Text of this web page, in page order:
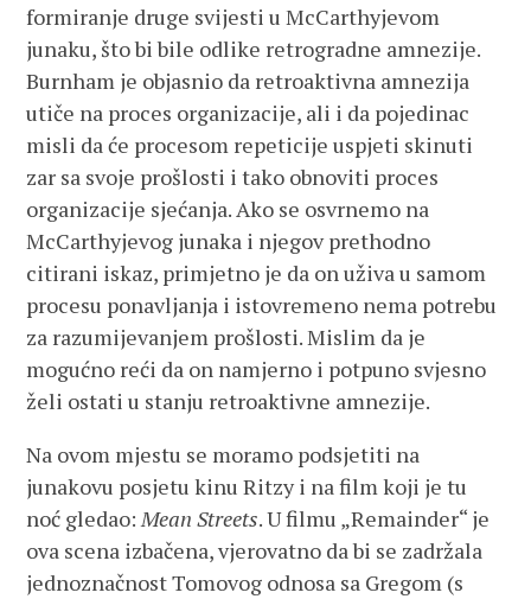
formiranje druge svijesti u McCarthyjevom
junaku, što bi bile odlike retrogradne amnezije.
Burnham je objasnio da retroaktivna amnezija
utiče na proces organizacije, ali i da pojedinac
misli da će procesom repeticije uspjeti skinuti
zar sa svoje prošlosti i tako obnoviti proces
organizacije sjećanja. Ako se osvrnemo na
McCarthyjevog junaka i njegov prethodno
citirani iskaz, primjetno je da on uživa u samom
procesu ponavljanja i istovremeno nema potrebu
za razumijevanjem prošlosti. Mislim da je
mogućno reći da on namjerno i potpuno svjesno
želi ostati u stanju retroaktivne amnezije.
Na ovom mjestu se moramo podsjetiti na
junakovu posjetu kinu Ritzy i na film koji je tu
noć gledao:Mean Streets. U filmu „Remainder“ je
ova scena izbačena, vjerovatno da bi se zadržala
jednoznačnost Tomovog odnosa sa Gregom (s